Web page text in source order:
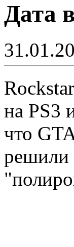
Дата
на PS3
что
решили